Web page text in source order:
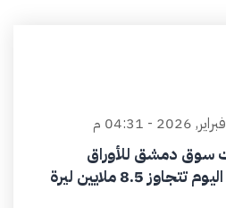
سوق دمشق للأوراق
تتجاوز 8.5 ملايين ليرة